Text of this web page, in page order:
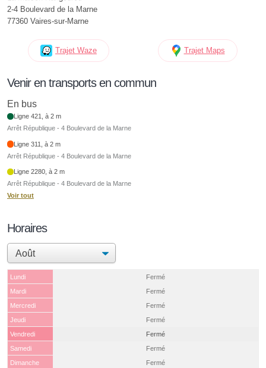
2-4 Boulevard de la Marne
77360 Vaires-sur-Marne
Trajet Waze Trajet Maps
Venir en transports en commun
En bus
Ligne 421, à 2 m
Arrêt République - 4 Boulevard de la Marne
Ligne 311, à 2 m
Arrêt République - 4 Boulevard de la Marne
Ligne 2280, à 2 m
Arrêt République - 4 Boulevard de la Marne
Voir tout
Horaires
Lundi
Fermé
Mardi
Fermé
Mercredi
Fermé
Jeudi
Fermé
Vendredi
Fermé
Samedi
Fermé
Dimanche
Fermé